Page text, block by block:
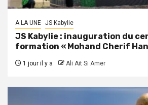
A LA UNE JS Kabylie
JS Kabylie : inauguration du
formation « Mohand Cherif
1 jour il y a Ali Ait Si Amer